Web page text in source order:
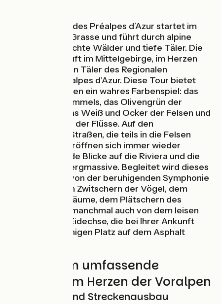
Die Grand Tour des Préalpes d’Azur startet im
Hinterland von Grasse und führt durch alpine
Kalkplateaus, dichte Wälder und tiefe Täler. Die
Radroute verläuft im Mittelgebirge, im Herzen
der verborgenen Täler des Regionalen
Naturparks Préalpes d’Azur. Diese Tour bietet
den Radreisenden ein wahres Farbenspiel: das
Azurblau des Himmels, das Olivengrün der
Baumkronen, das Weiß und Ocker der Felsen und
das Himmelblau der Flüsse. Auf den
kurvenreichen Straßen, die teils in die Felsen
gehauen sind, eröffnen sich immer wieder
atemberaubende Blicke auf die Riviera und die
umliegenden Bergmassive. Begleitet wird dieses
Radabenteuer von der beruhigenden Symphonie
der Natur – dem Zwitschern der Vögel, dem
Rauschen der Bäume, dem Plätschern des
Wassers – und manchmal auch von dem leisen
Huschen einer Eidechse, die bei Ihrer Ankunft
rasch ihren sonnigen Platz auf dem Asphalt
Eine 265 km umfassende
Rundtour im Herzen der Voralpen
Markierung und Streckenausbau